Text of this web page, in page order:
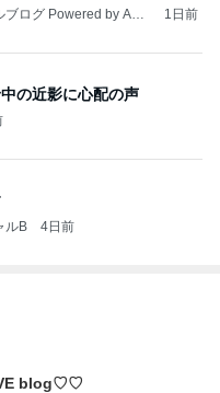
ログ Powered by Ame
1日前
の近影に心配の声
ルB 4日前
blog♡♡